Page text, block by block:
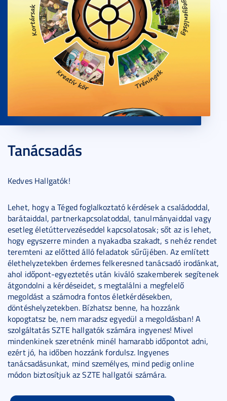
Tanácsadás
Kedves Hallgatók!
Lehet, hogy a Téged foglalkoztató kérdések a családoddal,
barátaiddal, partnerkapcsolatoddal, tanulmányaiddal vagy
esetleg életúttervezéseddel kapcsolatosak; sőt az is lehet,
hogy egyszerre minden a nyakadba szakadt, s nehéz rendet
teremteni az előtted álló feladatok sűrűjében. Az említett
élethelyzetekben érdemes felkeresned tanácsadó irodánkat,
ahol időpont-egyeztetés után kiváló szakemberek segítenek
átgondolni a kérdéseidet, s megtalálni a megfelelő
megoldást a számodra fontos életkérdésekben,
döntéshelyzetekben. Bízhatsz benne, ha hozzánk
kopogtatsz be, nem maradsz egyedül a megoldásban! A
szolgáltatás SZTE hallgatók számára ingyenes! Mivel
mindenkinek szeretnénk minél hamarabb időpontot adni,
ezért jó, ha időben hozzánk fordulsz. Ingyenes
tanácsadásunkat, mind személyes, mind pedig online
módon biztosítjuk az SZTE hallgatói számára.